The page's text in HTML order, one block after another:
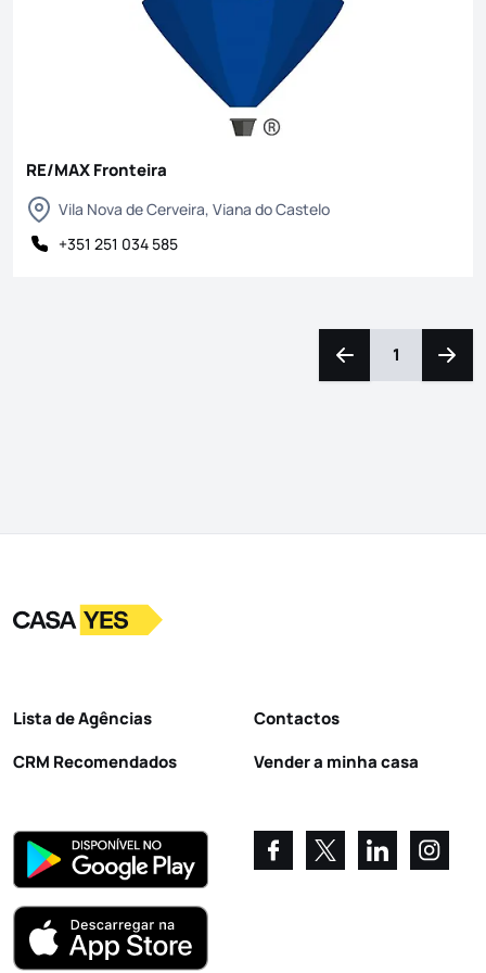
RE/MAX Fronteira
Vila Nova de Cerveira, Viana do Castelo
+351 251 034 585
Navegação para a
1
LogoIr para a homepage
Lista de Agências
CRM Recomendados
Contactos
Vender a minha casa